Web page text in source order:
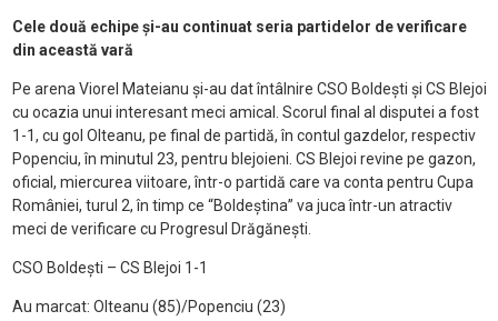
Cele două echipe şi-au continuat seria partidelor de verificare
din această vară
Pe arena Viorel Mateianu şi-au dat întâlnire CSO Boldeşti şi CS Blejoi
cu ocazia unui interesant meci amical. Scorul final al disputei a fost
1-1, cu gol Olteanu, pe final de partidă, în contul gazdelor, respectiv
Popenciu, în minutul 23, pentru blejoieni. CS Blejoi revine pe gazon,
oficial, miercurea viitoare, într-o partidă care va conta pentru Cupa
României, turul 2, în timp ce “Boldeştina” va juca într-un atractiv
meci de verificare cu Progresul Drăgăneşti.
CSO Boldeşti – CS Blejoi 1-1
Au marcat: Olteanu (85)/Popenciu (23)